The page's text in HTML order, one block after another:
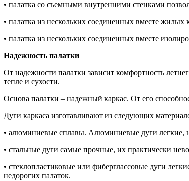
• палатка со съемными внутренними стенками
• палатка из нескольких соединенных вместе
• палатка из нескольких соединенных вместе
Надежность палатки
От надежности палатки зависит комфортность
тепле и сухости.
Основа палатки – надежный каркас. От его
Дуги каркаса изготавливают из следующих
• алюминиевые сплавы. Алюминиевые дуги легкие,
• стальные дуги самые прочные, их практически
• стеклопластиковые или фиберглассовые дуги
недорогих палаток.